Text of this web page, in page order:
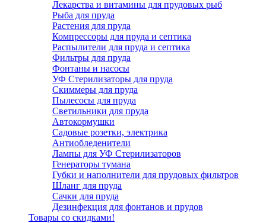
Лекарства и витамины для прудовых рыб
Рыба для пруда
Растения для пруда
Компрессоры для пруда и септика
Распылители для пруда и септика
Фильтры для пруда
Фонтаны и насосы
УФ Стерилизаторы для пруда
Скиммеры для пруда
Пылесосы для пруда
Светильники для пруда
Автокормушки
Садовые розетки, электрика
Антиобледенители
Лампы для УФ Стерилизаторов
Генераторы тумана
Губки и наполнители для прудовых фильтров
Шланг для пруда
Сачки для пруда
Дезинфекция для фонтанов и прудов
Товары со скидками!